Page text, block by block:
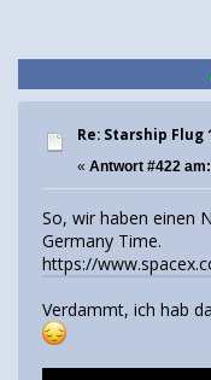
Re: Starship Flug
« Antwort #422 am:
So, wir haben einen
Germany Time.
https://
Verdammt, ich hab